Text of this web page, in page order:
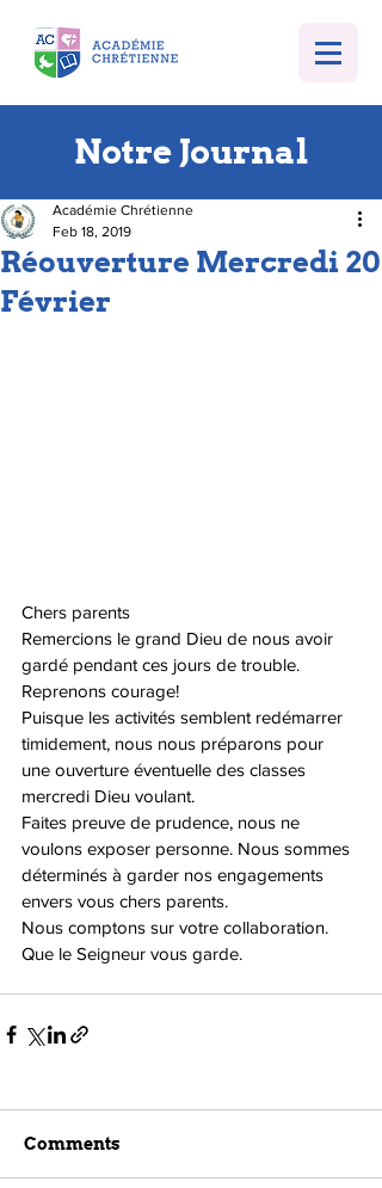
Notre Journal
Réouverture Mercredi 20
Février
Académie Chrétienne
Feb 18, 2019
Chers parents
Remercions le grand Dieu de nous avoir
gardé pendant ces jours de trouble.
Reprenons courage!
Puisque les activités semblent redémarrer
timidement, nous nous préparons pour
une ouverture éventuelle des classes
mercredi Dieu voulant.
Faites preuve de prudence, nous ne
voulons exposer personne. Nous sommes
déterminés à garder nos engagements
envers vous chers parents.
Nous comptons sur votre collaboration.
Que le Seigneur vous garde.
Comments